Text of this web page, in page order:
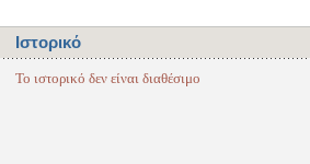
Ιστορικό
Το ιστορικό δεν είναι διαθέσιμο